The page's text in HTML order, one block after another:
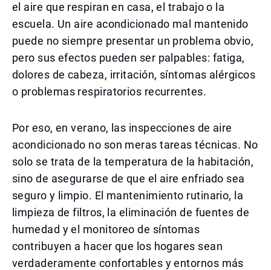
el aire que respiran en casa, el trabajo o la
escuela. Un aire acondicionado mal mantenido
puede no siempre presentar un problema obvio,
pero sus efectos pueden ser palpables: fatiga,
dolores de cabeza, irritación, síntomas alérgicos
o problemas respiratorios recurrentes.
Por eso, en verano, las inspecciones de aire
acondicionado no son meras tareas técnicas. No
solo se trata de la temperatura de la habitación,
sino de asegurarse de que el aire enfriado sea
seguro y limpio. El mantenimiento rutinario, la
limpieza de filtros, la eliminación de fuentes de
humedad y el monitoreo de síntomas
contribuyen a hacer que los hogares sean
verdaderamente confortables y entornos más